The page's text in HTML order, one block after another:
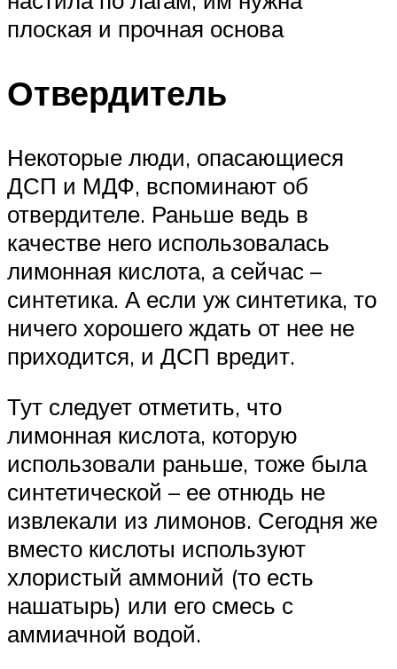
плоская и прочная основа
Отвердитель
Некоторые люди, опасающиеся
ДСП и МДФ, вспоминают об
отвердителе. Раньше ведь в
качестве него использовалась
лимонная кислота, а сейчас –
синтетика. А если уж синтетика, то
ничего хорошего ждать от нее не
приходится, и ДСП вредит.
Тут следует отметить, что
лимонная кислота, которую
использовали раньше, тоже была
синтетической – ее отнюдь не
извлекали из лимонов. Сегодня же
вместо кислоты используют
хлористый аммоний (то есть
нашатырь) или его смесь с
аммиачной водой.